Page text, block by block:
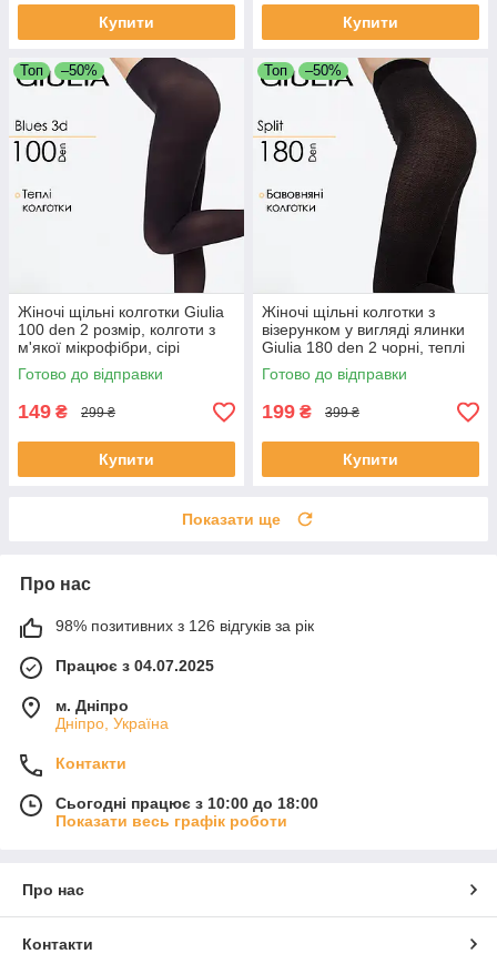
Купити Купити
Топ –50%
Жіночі щільні колготки Giulia
100 den 2 розмір, колготи з
м'якої мікрофібри, сірі
Готово до відправки
149 ₴ 299 ₴
Купити
Топ –50%
Жіночі щільні колготки з
візерунком у вигляді ялинки
Giulia 180 den 2 чорні, теплі
колготи
Готово до відправки
199 ₴ 399 ₴
Купити
Показати ще
Про нас
98% позитивних з 126 відгуків за рік
Працює з 04.07.2025
м. Дніпро
Дніпро, Україна
Контакти
Сьогодні працює з 10:00 до 18:00
Показати весь графік роботи
Про нас
Контакти